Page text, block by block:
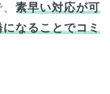
素早い対応が可
なることでコミ